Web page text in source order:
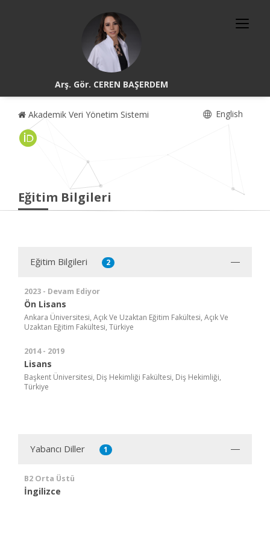
Arş. Gör. CEREN BAŞERDEM
Akademik Veri Yönetim Sistemi English
Eğitim Bilgileri
Eğitim Bilgileri 2
2023 - Devam Ediyor
Ön Lisans
Ankara Üniversitesi, Açık Ve Uzaktan Eğitim Fakültesi, Açık Ve
Uzaktan Eğitim Fakültesi, Türkiye
2014 - 2019
Lisans
Başkent Üniversitesi, Diş Hekimliği Fakültesi, Diş Hekimliği,
Türkiye
Yabancı Diller 1
B2 Orta Üstü
İngilizce